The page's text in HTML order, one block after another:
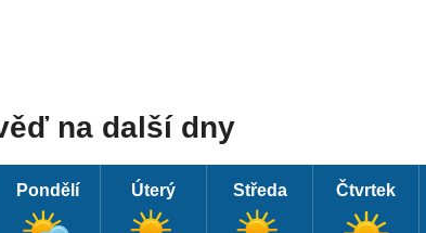
na další dny
Pondělí Úterý Středa Čtvrtek